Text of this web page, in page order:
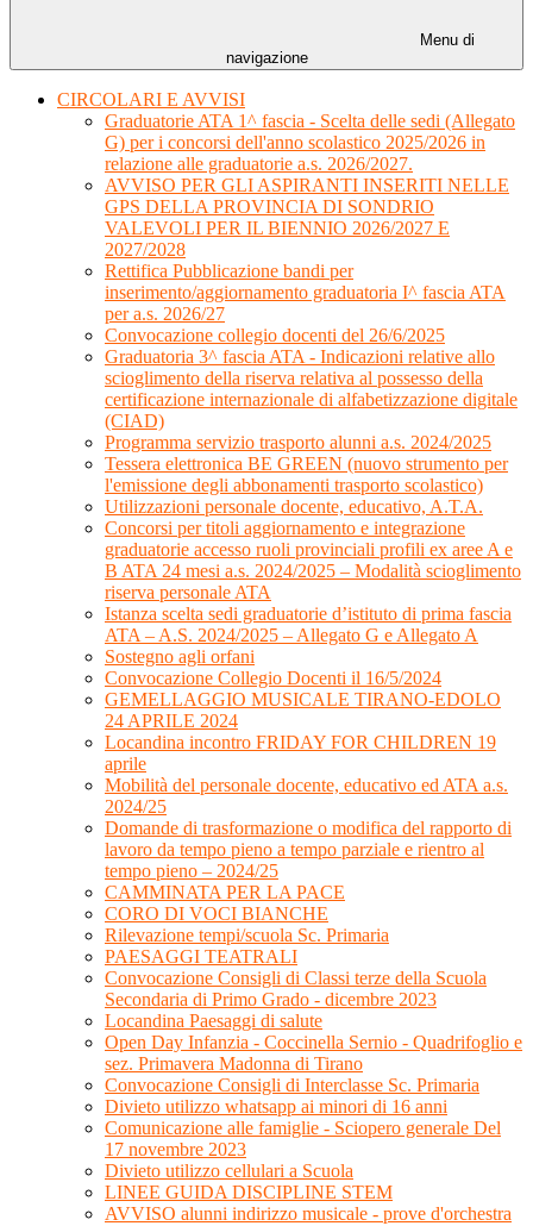
Menu di
navigazione
CIRCOLARI E AVVISI
Graduatorie ATA 1^ fascia - Scelta delle sedi (Allegato
G) per i concorsi dell'anno scolastico 2025/2026 in
relazione alle graduatorie a.s. 2026/2027.
AVVISO PER GLI ASPIRANTI INSERITI NELLE
GPS DELLA PROVINCIA DI SONDRIO
VALEVOLI PER IL BIENNIO 2026/2027 E
2027/2028
Rettifica Pubblicazione bandi per
inserimento/aggiornamento graduatoria I^ fascia ATA
per a.s. 2026/27
Convocazione collegio docenti del 26/6/2025
Graduatoria 3^ fascia ATA - Indicazioni relative allo
scioglimento della riserva relativa al possesso della
certificazione internazionale di alfabetizzazione digitale
(CIAD)
Programma servizio trasporto alunni a.s. 2024/2025
Tessera elettronica BE GREEN (nuovo strumento per
l'emissione degli abbonamenti trasporto scolastico)
Utilizzazioni personale docente, educativo, A.T.A.
Concorsi per titoli aggiornamento e integrazione
graduatorie accesso ruoli provinciali profili ex aree A e
B ATA 24 mesi a.s. 2024/2025 – Modalità scioglimento
riserva personale ATA
Istanza scelta sedi graduatorie d’istituto di prima fascia
ATA – A.S. 2024/2025 – Allegato G e Allegato A
Sostegno agli orfani
Convocazione Collegio Docenti il 16/5/2024
GEMELLAGGIO MUSICALE TIRANO-EDOLO
24 APRILE 2024
Locandina incontro FRIDAY FOR CHILDREN 19
aprile
Mobilità del personale docente, educativo ed ATA a.s.
2024/25
Domande di trasformazione o modifica del rapporto di
lavoro da tempo pieno a tempo parziale e rientro al
tempo pieno – 2024/25
CAMMINATA PER LA PACE
CORO DI VOCI BIANCHE
Rilevazione tempi/scuola Sc. Primaria
PAESAGGI TEATRALI
Convocazione Consigli di Classi terze della Scuola
Secondaria di Primo Grado - dicembre 2023
Locandina Paesaggi di salute
Open Day Infanzia - Coccinella Sernio - Quadrifoglio e
sez. Primavera Madonna di Tirano
Convocazione Consigli di Interclasse Sc. Primaria
Divieto utilizzo whatsapp ai minori di 16 anni
Comunicazione alle famiglie - Sciopero generale Del
17 novembre 2023
Divieto utilizzo cellulari a Scuola
LINEE GUIDA DISCIPLINE STEM
AVVISO alunni indirizzo musicale - prove d'orchestra